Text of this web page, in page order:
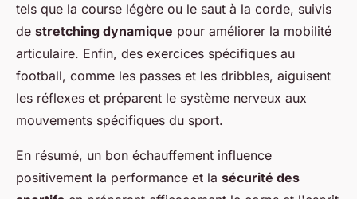
tels que la course légère ou le saut à la corde, suivis
de stretching dynamique pour améliorer la mobilité
articulaire. Enfin, des exercices spécifiques au
football, comme les passes et les dribbles, aiguisent
les réflexes et préparent le système nerveux aux
mouvements spécifiques du sport.
En résumé, un bon échauffement influence
positivement la performance et la sécurité des